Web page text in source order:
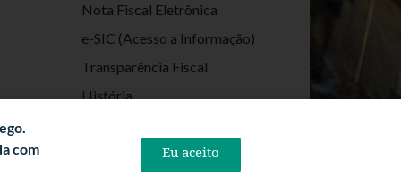
Nota Fiscal Eletrônica
e-SIC (Acesso a Informação)
Transparência Fiscal
História
Politica de Privacidade
com
Eu aceito